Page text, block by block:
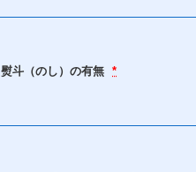
熨斗（のし）の有無 *